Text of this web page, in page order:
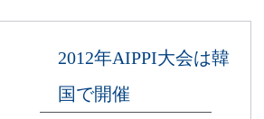
2012年AIPPI大会は韓
国で開催